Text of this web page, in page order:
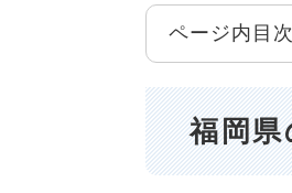
ページ内目次
福岡